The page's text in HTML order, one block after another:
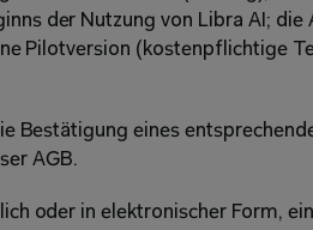
der Nutzung von Libra AI; die
Pilotversion (kostenpflichtige
Bestätigung eines
AGB.
oder in elektronischer Form,